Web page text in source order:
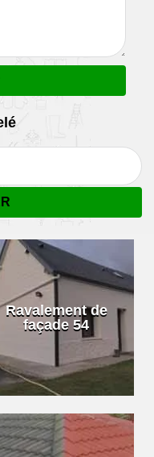
Ravalement de
façade 54